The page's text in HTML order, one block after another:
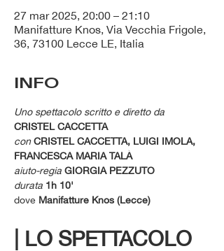
27 mar 2025, 20:00 – 21:10
Manifatture Knos, Via Vecchia Frigole,
36, 73100 Lecce LE, Italia
INFO
Uno spettacolo scritto e diretto da
CRISTEL CACCETTA
con CRISTEL CACCETTA, LUIGI IMOLA,
FRANCESCA MARIA TALÀ
aiuto-regia GIORGIA PEZZUTO
durata 1h 10'
dove Manifatture Knos (Lecce)
| LO SPETTACOLO